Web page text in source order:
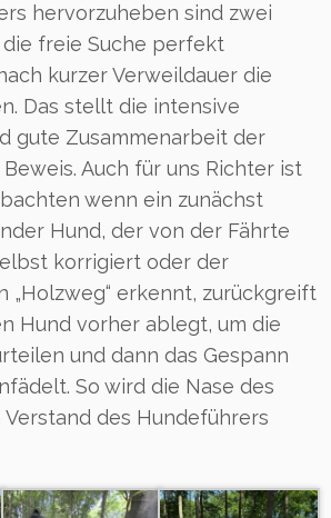
hervorzuheben sind zwei
die freie Suche perfekt
kurzer Verweildauer die
Das stellt die intensive
gute Zusammenarbeit der
Auch für uns Richter ist
wenn ein zunächst
Hund, der von der Fährte
korrigiert oder der
„Holzweg“ erkennt, zurückgreift
Hund vorher ablegt, um die
und dann das Gespann
So wird die Nase des
des Hundeführers